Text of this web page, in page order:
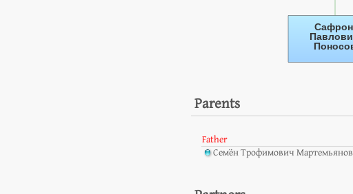
Parents
Father
Семён Трофимович Мартемьянов